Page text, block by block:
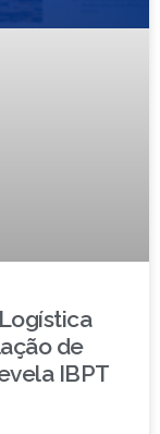
de
IBPT